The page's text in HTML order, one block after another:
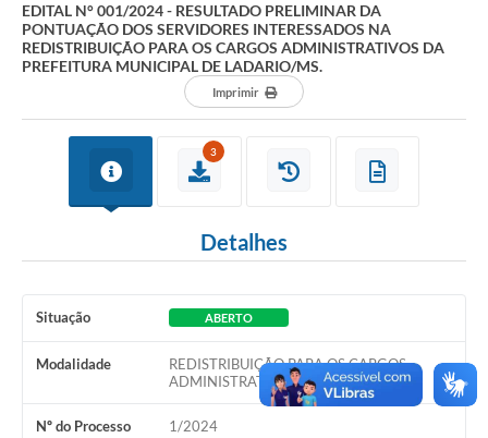
Cultura
Ouvidoria
Galeria de Fotos
Galeria de Vídeos
Serviços Online
EDITAL N° 001/2024 - RESULTADO PRELIMINAR DA
PONTUAÇÃO DOS SERVIDORES INTERESSADOS NA
REDISTRIBUIÇÃO PARA OS CARGOS ADMINISTRATIVOS DA
PREFEITURA MUNICIPAL DE LADARIO/MS.
Imprimir
3
Detalhes
Situação ABERTO
Modalidade
REDISTRIBUIÇÃO PARA OS CARGOS
ADMINISTRATIVOS
Nº do Processo 1/2024